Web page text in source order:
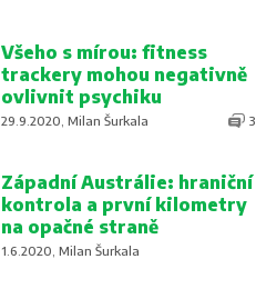
Všeho s mírou: fitness
trackery mohou negativně
ovlivnit psychiku
29.9.2020, Milan Šurkala 3
Západní Austrálie: hraniční
kontrola a první kilometry
na opačné straně
1.6.2020, Milan Šurkala